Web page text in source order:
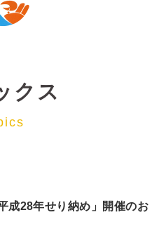
クス
成28年せり納め」開催のお